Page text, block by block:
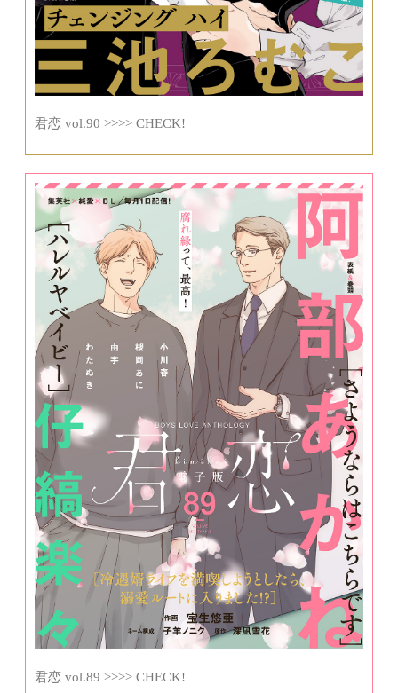
君恋 vol.90 >>>> CHECK!
君恋 vol.89 >>>> CHECK!